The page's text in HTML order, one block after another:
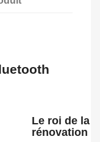
Le roi de la
rénovation